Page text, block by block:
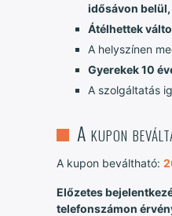
idősávon belül,
Átélhettek
A helyszínen
Gyerekek 10
A szolgáltatás
A kupon
A kupon beváltható:
Előzetes
telefonszámon